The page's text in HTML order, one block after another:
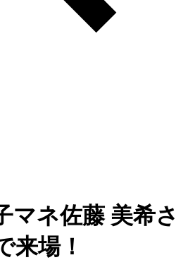
マネ佐藤 美希さ
来場！